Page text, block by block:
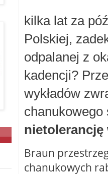
kilka lat za
Polskiej,
odpalanej z
kadencji?
wykładów
chanukowego
Braun
chanukowych